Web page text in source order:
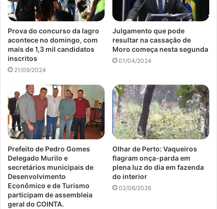
Prova do concurso da Iagro
acontece no domingo, com
mais de 1,3 mil candidatos
inscritos
21/09/2024
Julgamento que pode
resultar na cassação de
Moro começa nesta segunda
01/04/2024
Prefeito de Pedro Gomes
Delegado Murilo e
secretários municipais de
Desenvolvimento
Econômico e de Turismo
participam de assembleia
geral do COINTA.
Olhar de Perto: Vaqueiros
flagram onça-parda em
plena luz do dia em fazenda
do interior
02/06/2026